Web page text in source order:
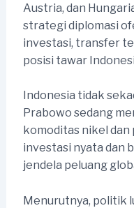
Austria, dan
strategi diplomasi
investasi, transfer
posisi tawar
Indonesia tidak
Prabowo sedang
komoditas nikel
investasi nyata dan
jendela peluang
Menurutnya, politik